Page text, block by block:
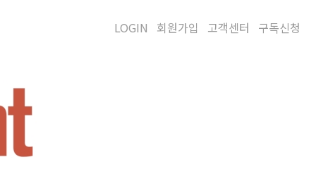
LOGIN 회원가입 고객센터 구독신청